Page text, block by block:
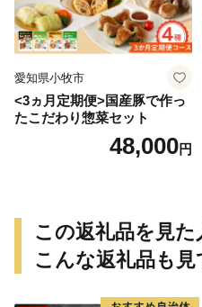
愛知県小牧市
<3ヵ月定期便>国産豚で作っ
たこだわり惣菜セット
48,000円
この返礼品を見た
こんな返礼品も